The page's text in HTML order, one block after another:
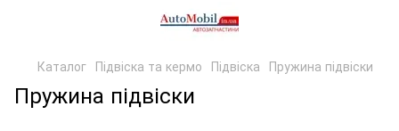
Каталог Підвіска та кермо Підвіска Пружина підвіски
Пружина підвіски